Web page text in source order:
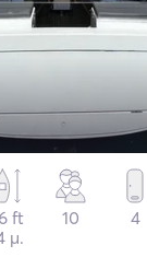
ft
μ.
10 4